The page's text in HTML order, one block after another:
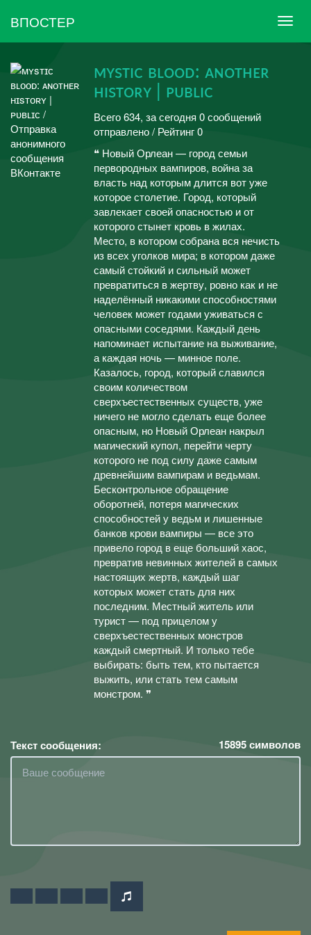
ВПОСТЕР
ᴍʏsᴛɪᴄ ʙʟᴏᴏᴅ: ᴀɴᴏᴛʜᴇʀ
ʜɪsᴛᴏʀʏ | ᴘᴜʙʟɪᴄ
Всего 634, за сегодня 0 сообщений
отправлено / Рейтинг 0
❝ Новый Орлеан — город семьи
первородных вампиров, война за
власть над которым длится вот уже
которое столетие. Город, который
завлекает своей опасностью и от
которого стынет кровь в жилах.
Место, в котором собрана вся нечисть
из всех уголков мира; в котором даже
самый стойкий и сильный может
превратиться в жертву, ровно как и не
наделённый никакими способностями
человек может годами уживаться с
опасными соседями. Каждый день
напоминает испытание на выживание,
а каждая ночь — минное поле.
Казалось, город, который славился
своим количеством
сверхъестественных существ, уже
ничего не могло сделать еще более
опасным, но Новый Орлеан накрыл
магический купол, перейти черту
которого не под силу даже самым
древнейшим вампирам и ведьмам.
Бесконтрольное обращение
оборотней, потеря магических
способностей у ведьм и лишенные
банков крови вампиры — все это
привело город в еще больший хаос,
превратив невинных жителей в самых
настоящих жертв, каждый шаг
которых может стать для них
последним. Местный житель или
турист — под прицелом у
сверхъестественных монстров
каждый смертный. И только тебе
выбирать: быть тем, кто пытается
выжить, или стать тем самым
монстром. ❞
Текст сообщения: 15895символов